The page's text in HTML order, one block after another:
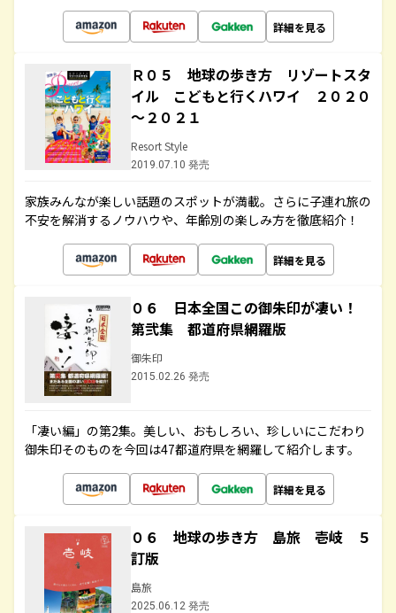
詳細を見る
Ｒ０５ 地球の歩き方 リゾートスタ
イル こどもと行くハワイ ２０２０
～２０２１
Resort Style
2019.07.10 発売
家族みんなが楽しい話題のスポットが満載。さらに子連れ旅の
不安を解消するノウハウや、年齢別の楽しみ方を徹底紹介！
詳細を見る
０６ 日本全国この御朱印が凄い！
第弐集 都道府県網羅版
御朱印
2015.02.26 発売
「凄い編」の第2集。美しい、おもしろい、珍しいにこだわり
御朱印そのものを今回は47都道府県を網羅して紹介します。
詳細を見る
０６ 地球の歩き方 島旅 壱岐 ５
訂版
島旅
2025.06.12 発売